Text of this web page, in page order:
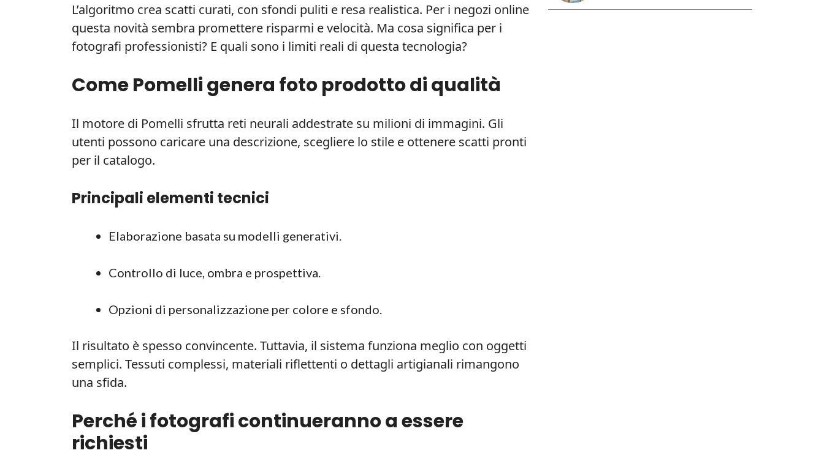
L’algoritmo crea scatti curati, con sfondi puliti e resa realistica. Per i negozi online
questa novità sembra promettere risparmi e velocità. Ma cosa significa per i
fotografi professionisti? E quali sono i limiti reali di questa tecnologia?
Come Pomelli genera foto prodotto di qualità
Il motore di Pomelli sfrutta reti neurali addestrate su milioni di immagini. Gli
utenti possono caricare una descrizione, scegliere lo stile e ottenere scatti pronti
per il catalogo.
Principali elementi tecnici
Elaborazione basata su modelli generativi.
Controllo di luce, ombra e prospettiva.
Opzioni di personalizzazione per colore e sfondo.
Il risultato è spesso convincente. Tuttavia, il sistema funziona meglio con oggetti
semplici. Tessuti complessi, materiali riflettenti o dettagli artigianali rimangono
una sfida.
Perché i fotografi continueranno a essere
richiesti